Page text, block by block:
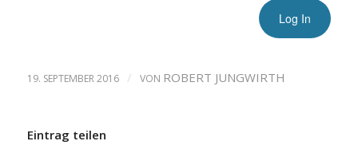
19. SEPTEMBER 2016 / VON ROBERT JUNGWIRTH
Eintrag teilen